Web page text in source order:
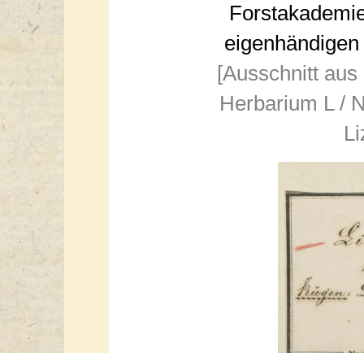
[Ausschnitt
Herbarium L /